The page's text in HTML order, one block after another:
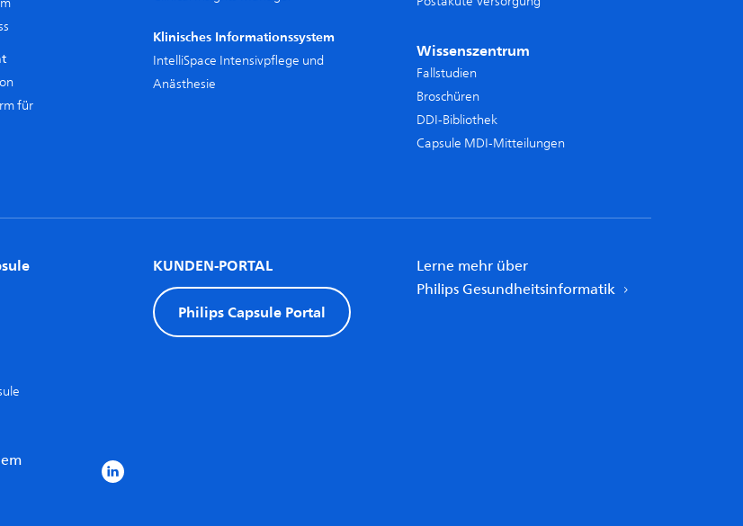
für
Klinisches Informationssystem
IntelliSpace Intensivpflege und
Anästhesie
Wissenszentrum
Fallstudien
Broschüren
DDI-Bibliothek
Capsule MDI-Mitteilungen
KUNDEN-PORTAL
Philips Capsule Portal
Lerne mehr über
Philips Gesundheitsinformatik